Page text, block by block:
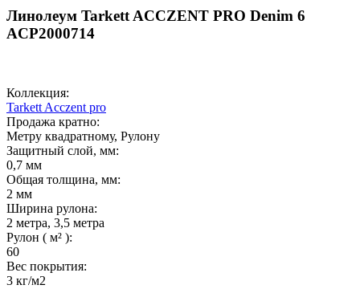
Линолеум Tarkett ACCZENT PRO Denim 6
ACP2000714
Коллекция:
Tarkett Acczent pro
Продажа кратно:
Метру квадратному, Рулону
Защитный слой, мм:
0,7 мм
Общая толщина, мм:
2 мм
Ширина рулона:
2 метра, 3,5 метра
Рулон ( м² ):
60
Вес покрытия:
3 кг/м2